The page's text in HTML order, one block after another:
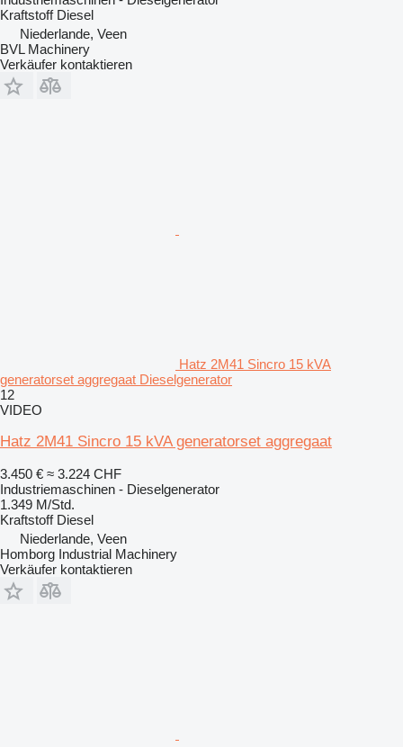
Kraftstoff Diesel
Niederlande, Veen
BVL Machinery
Verkäufer kontaktieren
Hatz 2M41 Sincro 15 kVA
generatorset aggregaat Dieselgenerator
12
VIDEO
Hatz 2M41 Sincro 15 kVA generatorset aggregaat
3.450 € ≈ 3.224 CHF
Industriemaschinen - Dieselgenerator
1.349 M/Std.
Kraftstoff Diesel
Niederlande, Veen
Homborg Industrial Machinery
Verkäufer kontaktieren